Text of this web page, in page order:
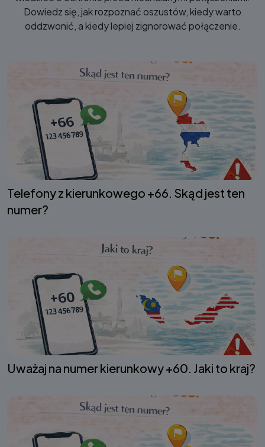
Dowiedz się, jak rozpoznać oszustów, kiedy warto
oddzwonić, a kiedy lepiej zignorować połączenie.
Telefony z kierunkowego +66. Skąd jest ten
numer?
Uważaj na numer kierunkowy +60. Jaki to kraj?